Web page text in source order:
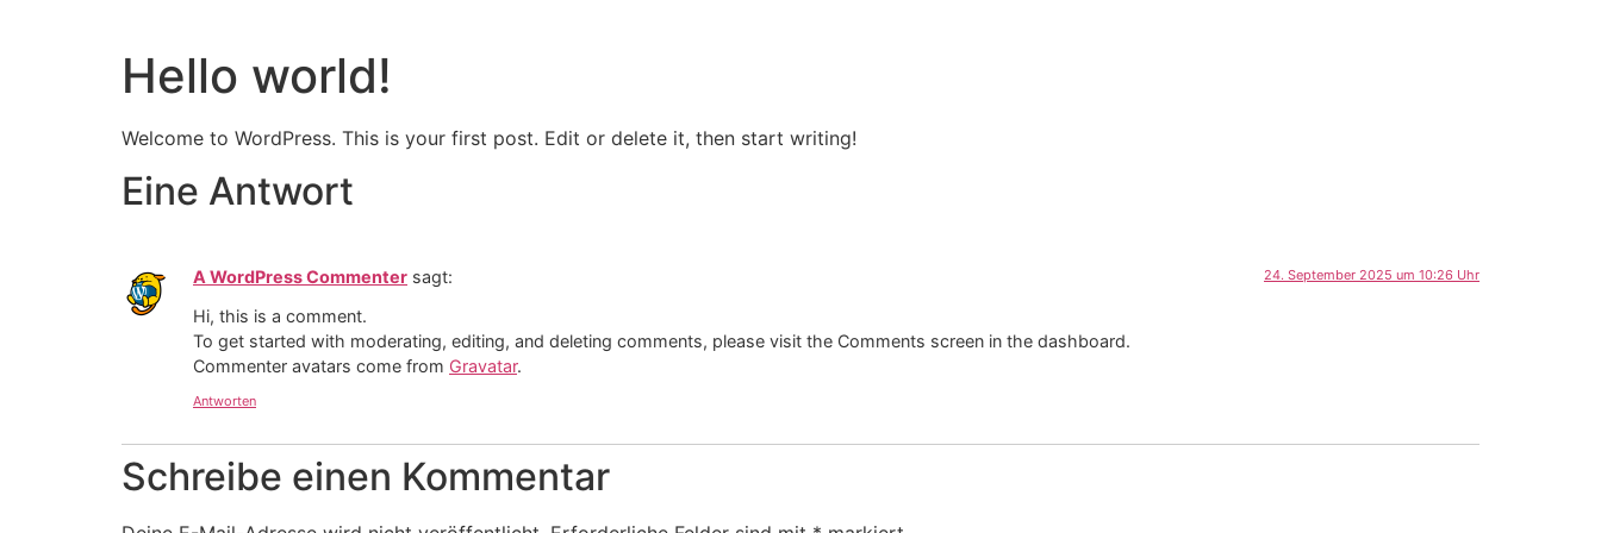
Hello world!
Welcome to WordPress. This is your first post. Edit or delete it, then start writing!
Eine Antwort
A WordPress Commenter sagt: 24. September 2025 um 10:26 Uhr
Hi, this is a comment.
To get started with moderating, editing, and deleting comments, please visit the Comments screen in the dashboard.
Commenter avatars come from Gravatar.
Antworten
Schreibe einen Kommentar